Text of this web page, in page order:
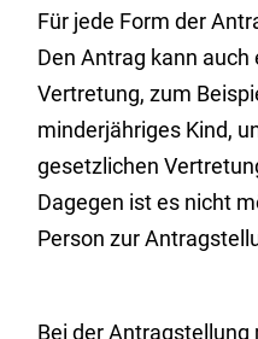
Für jede Form der
Den Antrag kann
Vertretung, zum
minderjähriges Kind,
gesetzlichen
Dagegen ist es nicht
Person zur
Bei der Antragstellung